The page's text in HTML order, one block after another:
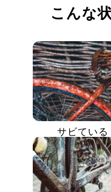
こんな
サビている